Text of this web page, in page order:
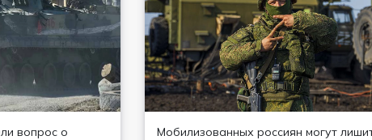
вопрос о
Мобилизованных россиян могут